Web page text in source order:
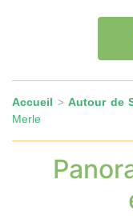
Accueil >Autour de
Merle